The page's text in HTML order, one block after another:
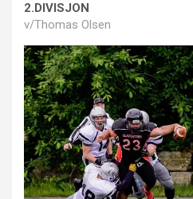
2.DIVISJON
v/Thomas Olsen